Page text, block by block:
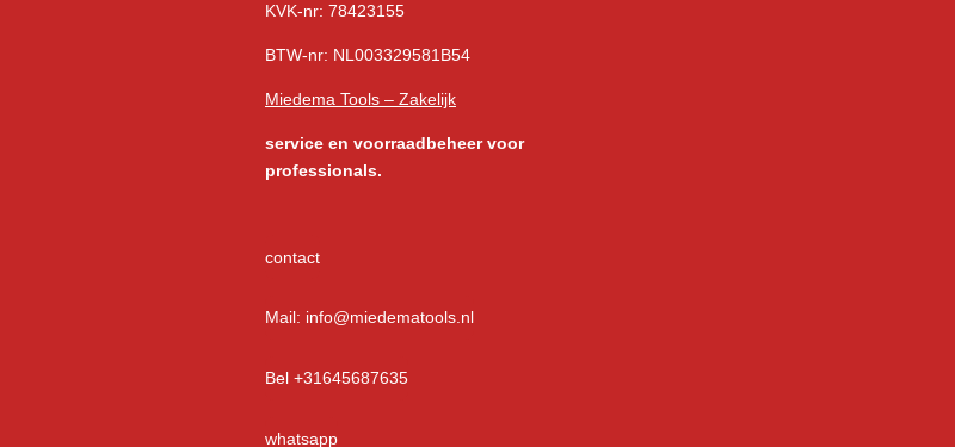
KVK-nr: 78423155
BTW-nr: NL003329581B54
Miedema Tools – Zakelijk
service en voorraadbeheer voor
professionals.
contact
Mail: info@miedematools.nl
Bel +31645687635
whatsapp